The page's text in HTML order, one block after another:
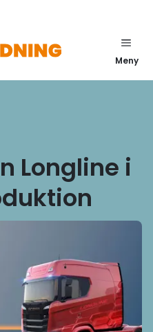
Meny
Longline i